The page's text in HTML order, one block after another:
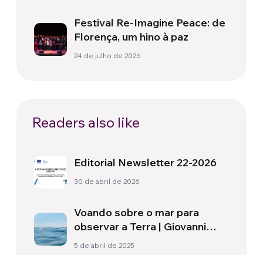
Festival Re-Imagine Peace: de
Florença, um hino à paz
24 de julho de 2026
Readers also like
Editorial Newsletter 22-2026
30 de abril de 2026
Voando sobre o mar para
observar a Terra | Giovanni
Soldini: “Il mio giro del mondo”
5 de abril de 2025